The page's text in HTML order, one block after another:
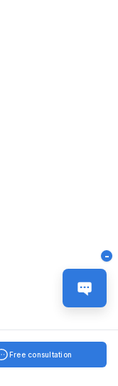
-
Free consultation